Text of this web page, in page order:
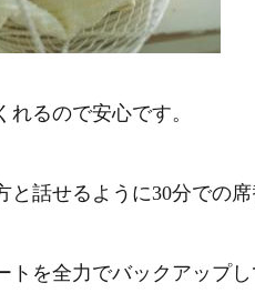
るので安心です。
話せるように30分での席
を全力でバックアップし